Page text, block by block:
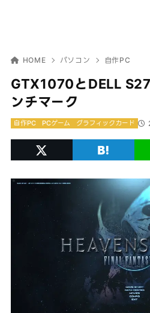
HOME パソコン 自作PC
GTX1070とDELL
ンチマーク
自作PC PCゲーム グラフィックカード